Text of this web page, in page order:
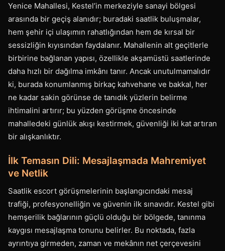
Yenice Mahallesi, Kestel’in merkeziyle sanayi bölgesi
arasında bir geçiş alanıdır; buradaki saatlik buluşmalar,
hem şehir içi ulaşımın rahatlığından hem de kırsal bir
sessizliğin kıyısından faydalanır. Mahallenin alt geçitlerle
birbirine bağlanan yapısı, özellikle akşamüstü saatlerinde
daha hızlı bir dağılma imkânı tanır. Ancak unutulmamalıdır
ki, burada konumlanmış birkaç kahvehane ve bakkal, her
ne kadar sakin görünse de tanıdık yüzlerin belirme
ihtimalini artırır; bu yüzden görüşme öncesinde
mahalledeki günlük akışı kestirmek, güvenliği iki kat artıran
bir alışkanlıktır.
İlk Temasın Dili: Mesajlaşmada Mahremiyet
ve Netlik
Saatlik escort görüşmelerinin başlangıcındaki mesaj
trafiği, profesyonelliğin ve güvenin ilk sınavıdır. Kestel gibi
hemşerilik bağlarının güçlü olduğu bir bölgede, tanınma
kaygısı mesajlaşma tonunu belirler. Bu noktada, fazla
ayrıntıya girmeden, zaman ve mekânın net çerçevesini